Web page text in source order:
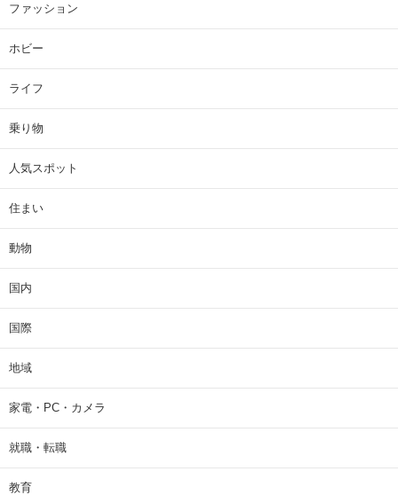
ファッション
ホビー
ライフ
乗り物
人気スポット
住まい
動物
国内
国際
地域
家電・PC・カメラ
就職・転職
教育